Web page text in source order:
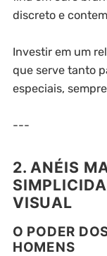
discreto e
Investir em um
que serve tanto
especiais,
---
2. ANÉIS
VISUAL
O PODER
HOMENS